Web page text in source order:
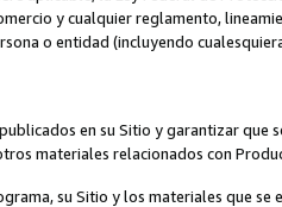
y cualquier reglamento,
o entidad (incluyendo
en su Sitio y garantizar que
materiales relacionados con
su Sitio y los materiales que se